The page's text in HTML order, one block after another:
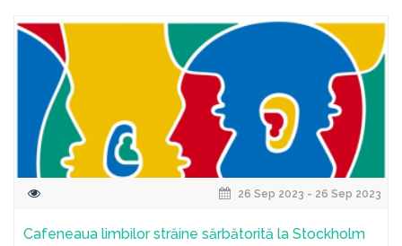
26 Sep 2023 - 26 Sep 2023
Cafeneaua limbilor străine sărbătorită la Stockholm